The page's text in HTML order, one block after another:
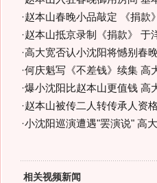
·赵本山春晚小品敲定 《捐款
·赵本山抵京录制《捐款》 于
·高大宽否认小沈阳将憾别春
·何庆魁写《不差钱》续集 高
·爆小沈阳比赵本山更值钱 高
·赵本山被传二人转传承人资
·小沈阳巡演遭遇"罢演说" 高
相关视频新闻